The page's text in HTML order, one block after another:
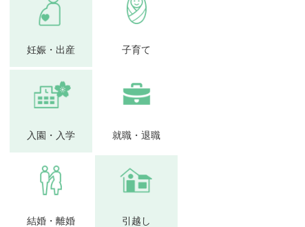
妊娠・出産 子育て
入園・入学 就職・退職
結婚・離婚 引越し